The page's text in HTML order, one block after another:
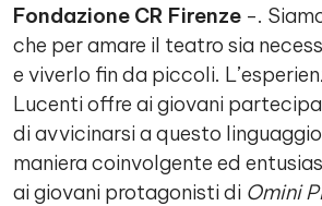
Fondazione CR Firenze -.
che per amare il teatro sia
e viverlo fin da piccoli.
Lucenti offre ai giovani
di avvicinarsi a questo
maniera coinvolgente ed
ai giovani protagonisti di Omini